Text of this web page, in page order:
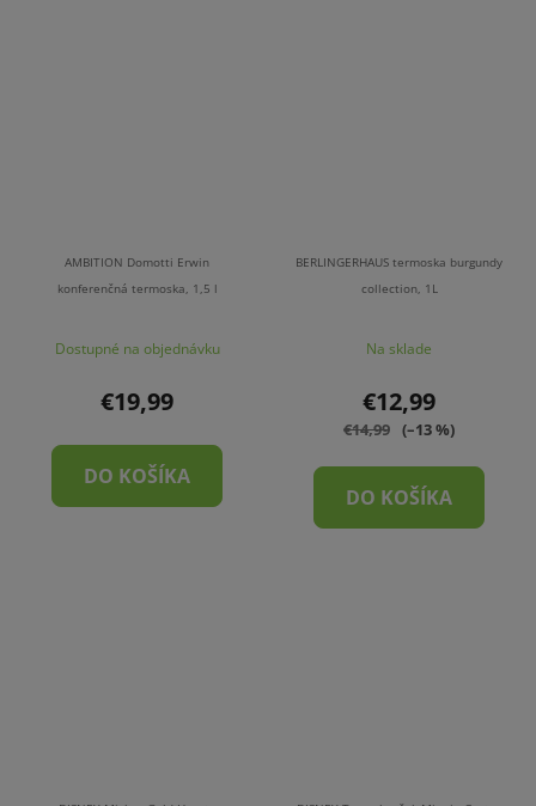
AMBITION Domotti Erwin
konferenčná termoska, 1,5 l
Dostupné na objednávku
€19,99
DO KOŠÍKA
BERLINGERHAUS termoska burgundy
collection, 1L
Na sklade
€12,99
€14,99 (–13 %)
DO KOŠÍKA